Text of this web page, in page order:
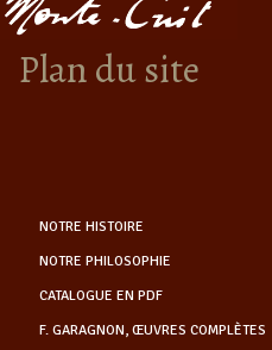
Plan du site
NOTRE HISTOIRE
NOTRE PHILOSOPHIE
CATALOGUE EN PDF
F. GARAGNON, ŒUVRES COMPLÈTES